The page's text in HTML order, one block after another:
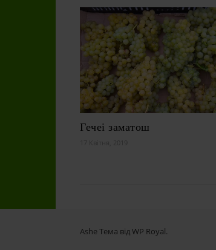
Гечеі заматош
Ashe Тема відWP Royal.